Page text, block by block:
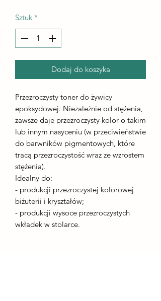
Sztuk *
Dodaj do koszyka
Przezroczysty toner do żywicy
epoksydowej. Niezależnie od stężenia,
zawsze daje przezroczysty kolor o takim
lub innym nasyceniu (w przeciwieństwie
do barwników pigmentowych, które
tracą przezroczystość wraz ze wzrostem
stężenia).
Idealny do:
- produkcji przezroczystej kolorowej
biżuterii i kryształów;
- produkcji wysoce przezroczystych
wkładek w stolarce.